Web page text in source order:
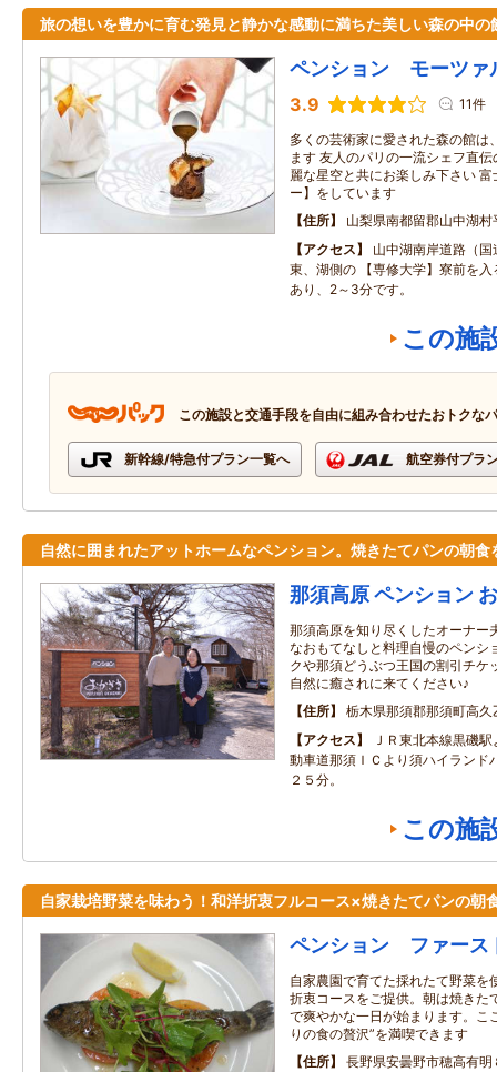
旅の想いを豊かに育む発見と静かな感動に満ちた美しい森の中の
ペンション モーツァ
3.9 11件
多くの芸術家に愛された森の館は
ます 友人のパリの一流シェフ直
麗な星空と共にお楽しみ下さい
ー】をしています
住所
山梨県南都留郡山中湖
アクセス
山中湖南岸道路（
東、湖側の 【専修大学】寮前を
あり、2～3分です。
この施
この施設と交通手段を自由に組み合わせたおトクな
新幹線/特急付プラン一覧へ 航空券付プラ
自然に囲まれたアットホームなペンション。焼きたてパンの朝食
那須高原 ペンション
那須高原を知り尽くしたオーナー
なおもてなしと料理自慢のペン
クや那須どうぶつ王国の割引チケ
自然に癒されに来てください♪
住所
栃木県那須郡那須町高
アクセス
ＪＲ東北本線黒磯
動車道那須ＩＣより須ハイランド
２５分。
この施
自家栽培野菜を味わう！和洋折衷フルコース×焼きたてパンの朝
ペンション ファース
自家農園で育てた採れたて野菜を
折衷コースをご提供。朝は焼きた
で爽やかな一日が始まります。こ
りの食の贅沢”を満喫できます
住所
長野県安曇野市穂高有明